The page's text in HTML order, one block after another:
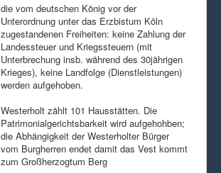
die vom deutschen König vor der
Unterordnung unter das Erzbistum Köln
zugestandenen Freiheiten: keine Zahlung der
Landessteuer und Kriegssteuern (mit
Unterbrechung insb. während des 30jährigen
Krieges), keine Landfolge (Dienstleistungen)
werden aufgehoben.
Westerholt zählt 101 Hausstätten. Die
Patrimonialgerichtsbarkeit wird aufgehohben;
die Abhängigkeit der Westerholter Bürger
vom Burgherren endet damit das Vest kommt
zum Großherzogtum Berg